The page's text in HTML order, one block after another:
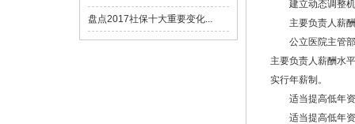
盘点2017社保十大重要变化...
建立动态调整
主要负责人薪
公立医院主管
主要负责人薪酬水
实行年薪制。
适当提高低年
适当提高低年